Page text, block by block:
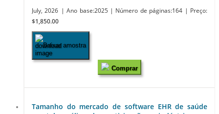
July, 2026 | Ano base:2025 | Número de páginas:164 | Preço:
$1,850.00
Baixar amostra
Comprar
Tamanho do mercado de software EHR de saúde